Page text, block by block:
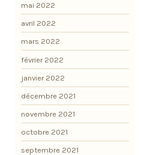
mai 2022
avril 2022
mars 2022
février 2022
janvier 2022
décembre 2021
novembre 2021
octobre 2021
septembre 2021